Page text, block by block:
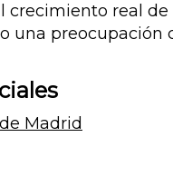
crecimiento real
una preocupación
Madrid